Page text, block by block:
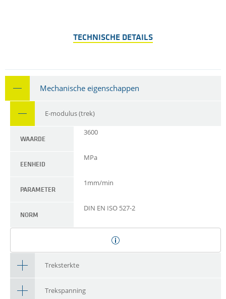
TECHNISCHE DETAILS
Mechanische eigenschappen
E-modulus (trek)
WAARDE
3600
EENHEID
MPa
PARAMETER
1mm/min
NORM
DIN EN ISO 527-2
Treksterkte
Trekspanning